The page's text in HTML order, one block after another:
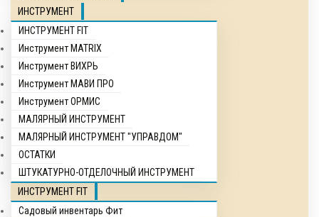
ИНСТРУМЕНТ
ИНСТРУМЕНТ FIT
Инструмент MATRIX
Инструмент ВИХРЬ
Инструмент МАВИ ПРО
Инструмент ОРМИС
МАЛЯРНЫЙ ИНСТРУМЕНТ
МАЛЯРНЫЙ ИНСТРУМЕНТ "УПРАВДОМ"
ОСТАТКИ
ШТУКАТУРНО-ОТДЕЛОЧНЫЙ ИНСТРУМЕНТ
ИНСТРУМЕНТ FIT
Садовый инвентарь Фит